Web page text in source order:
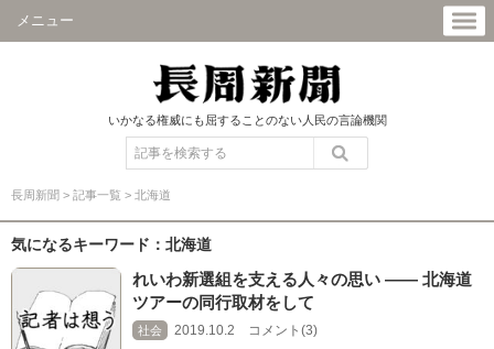
メニュー
いかなる権威にも屈することのない人民の言論機関
長周新聞 > 記事一覧 > 北海道
気になるキーワード：北海道
れいわ新選組を支える人々の思い ―― 北海道
ツアーの同行取材をして
社会 2019.10.2 コメント(3)